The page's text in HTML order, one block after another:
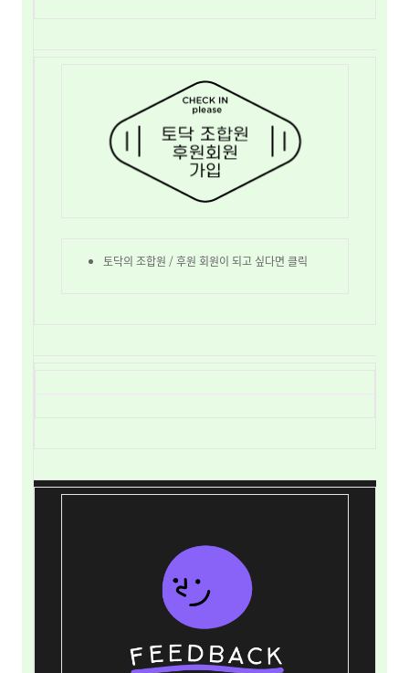
토닥의 조합원 / 후원 회원이 되고 싶다면 클릭